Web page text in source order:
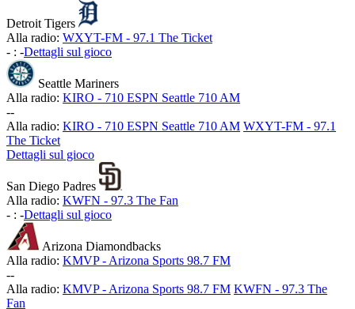
Detroit Tigers
Alla radio: WXYT-FM - 97.1 The Ticket
- : -Dettagli sul gioco
Seattle Mariners
Alla radio: KIRO - 710 ESPN Seattle 710 AM
--
Alla radio: KIRO - 710 ESPN Seattle 710 AM WXYT-FM - 97.1
The Ticket
Dettagli sul gioco
San Diego Padres
Alla radio: KWFN - 97.3 The Fan
- : -Dettagli sul gioco
Arizona Diamondbacks
Alla radio: KMVP - Arizona Sports 98.7 FM
--
Alla radio: KMVP - Arizona Sports 98.7 FM KWFN - 97.3 The
Fan